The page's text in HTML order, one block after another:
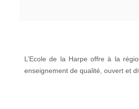
L’Ecole de la Harpe offre à la
enseignement de qualité, ouvert et